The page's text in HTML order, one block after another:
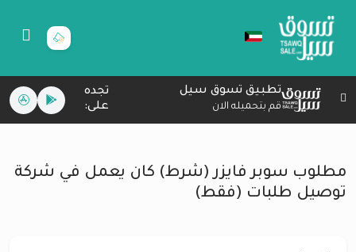
تطبيق تسوق سيل
قم بتحميله الان
تجده
على:
مطلوب سوبر فايزر (شرط) كان يعمل في شركة
توصيل طلبات (فقط)